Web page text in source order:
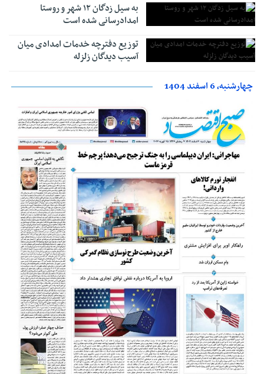
به سیل زدگان ١٢ شهر و روستا
امدادرسانی شده است
توزیع دفترچه خدمات امدادی میان
آسیب دیدگان زلزله
چهارشنبه، 6 اسفند 1404